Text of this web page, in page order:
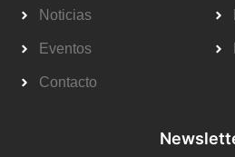
Noticias
Eventos
Contacto